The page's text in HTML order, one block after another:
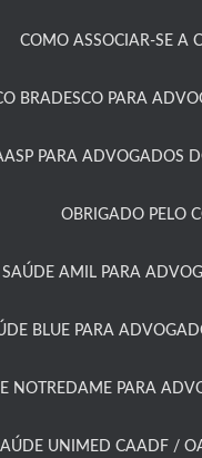
COMO ASSOCIAR-SE A
BRADESCO PARA
PARA ADVOGADOS
OBRIGADO PELO
AMIL PARA
BLUE PARA
NOTREDAME PARA
UNIMED CAADF /